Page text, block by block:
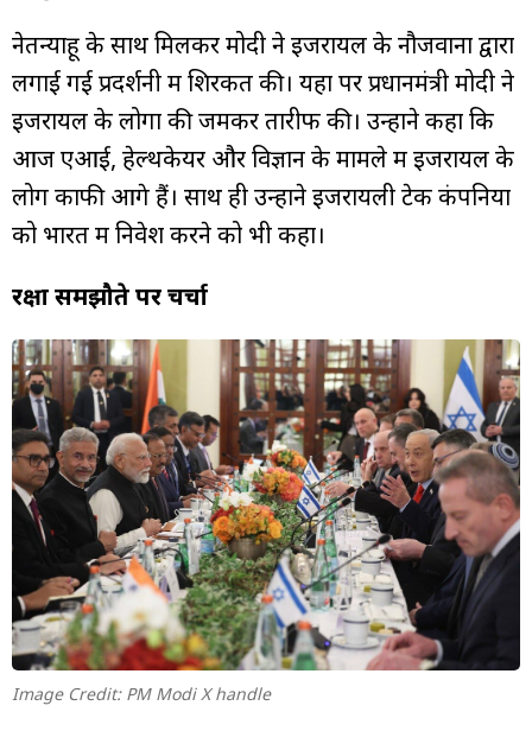
नेतन्याहू के साथ मिलकर मोदी ने इजरायल के नौजवानों द्वारा
लगाई गई प्रदर्शनी में शिरकत की। यहा पर प्रधानमंत्री मोदी ने
इजरायल के लोगों की जमकर तारीफ की। उन्होंने कहा कि
आज एआई, हेल्थकेयर और विज्ञान के मामले में इजरायल के
लोग काफी आगे हैं। साथ ही उन्होंने इजरायली टेक कंपनियों
को भारत में निवेश करने को भी कहा।
रक्षा समझौते पर चर्चा
Image Credit: PM Modi X handle